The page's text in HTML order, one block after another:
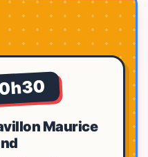
Maurice